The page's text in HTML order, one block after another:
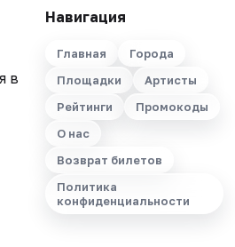
в
Навигация
Главная
Города
Площадки
Артисты
Рейтинги
Промокоды
О нас
Возврат билетов
Политика
конфиденциальности